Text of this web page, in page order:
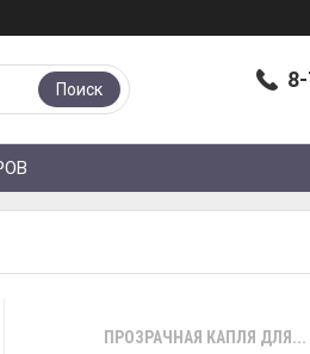
Поиск
ПРОЗРАЧНАЯ КАПЛЯ ДЛЯ...